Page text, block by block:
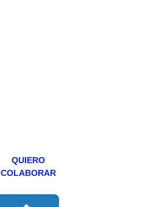
QUIERO
COLABORAR